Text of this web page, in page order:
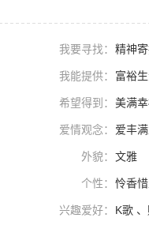
我要寻找： 精神
我能提供： 富裕
希望得到： 美满
爱情观念： 爱丰
外貌： 文雅
个性： 怜香
兴趣爱好： K歌